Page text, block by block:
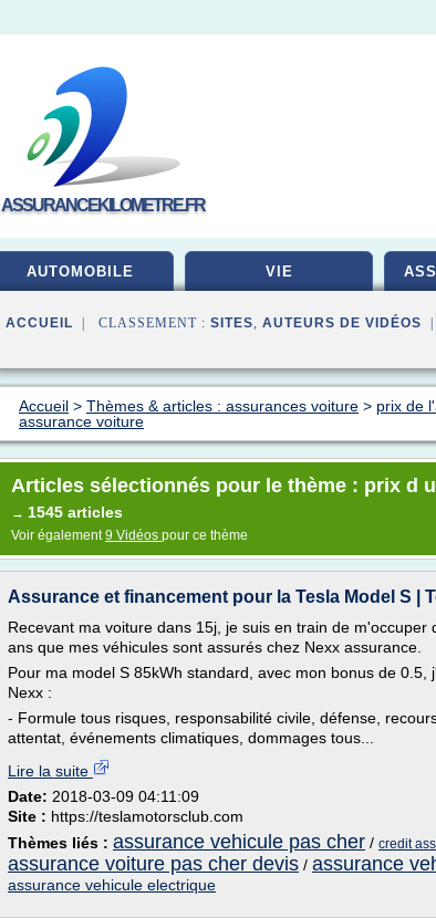
ASSURANCEKILOMETRE.FR
AUTOMOBILE VIE
ACCUEIL | CLASSEMENT : SITES, AUTEURS DE VIDÉOS |
Accueil > Thèmes & articles : assurances voiture > prix de
assurance voiture
Articles sélectionnés pour le thème : prix d
→ 1545 articles
Voir également9 Vidéos pour ce thème
Assurance et financement pour la Tesla Model S |
Recevant ma voiture dans 15j, je suis en train de m'occuper
ans que mes véhicules sont assurés chez Nexx assurance.
Pour ma model S 85kWh standard, avec mon bonus de 0.5,
Nexx :
- Formule tous risques, responsabilité civile, défense,
attentat, événements climatiques, dommages tous...
Lire la suite
Date: 2018-03-09 04:11:09
Site : https://teslamotorsclub.com
Thèmes liés : assurance vehicule pas cher / credit
assurance voiture pas cher devis / assurance
assurance vehicule electrique